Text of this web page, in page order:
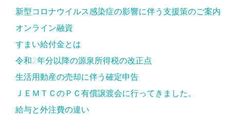
新型コロナウイルス感染症の影響に伴う支援策のご案内
オンライン融資
すまい給付金とは
令和2年分以降の源泉所得税の改正点
生活用動産の売却に伴う確定申告
ＪＥＭＴＣのＰＣ有償譲渡会に行ってきました。
給与と外注費の違い